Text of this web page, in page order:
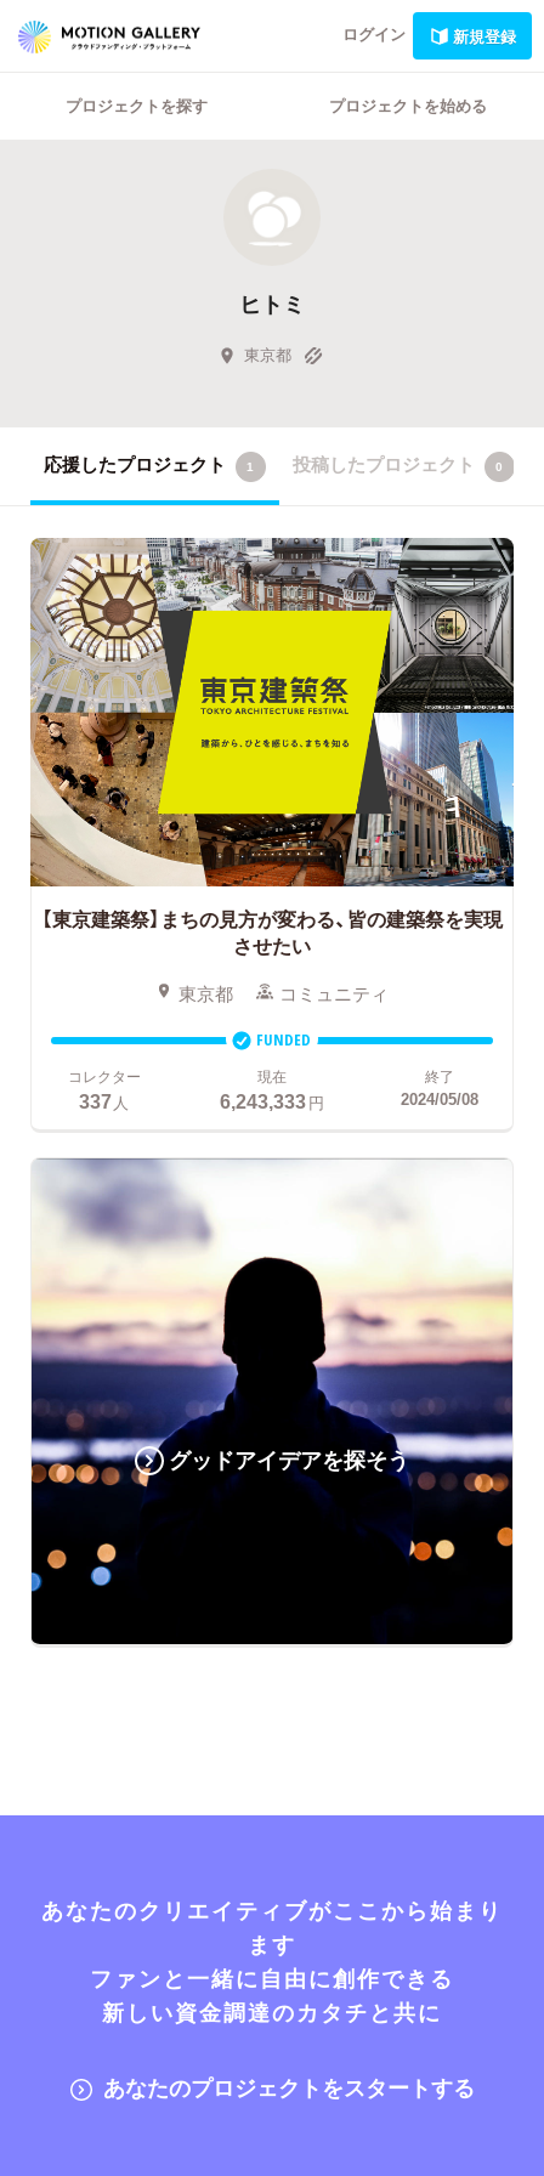
ログイン 新規登録
プロジェクトを探す プロジェクトを始める
ヒトミ
東京都
応援したプロジェクト 1 投稿したプロジェクト 0
【東京建築祭】まちの見方が変わる、皆の建築祭を実現
させたい
東京都 コミュニティ
FUNDED
コレクター
337 人
現在
6,243,333円
終了
2024/05/08
グッドアイデアを探そう
あなたのクリエイティブがここから始まり
ます
ファンと一緒に自由に創作できる
新しい資金調達のカタチと共に
あなたのプロジェクトをスタートする